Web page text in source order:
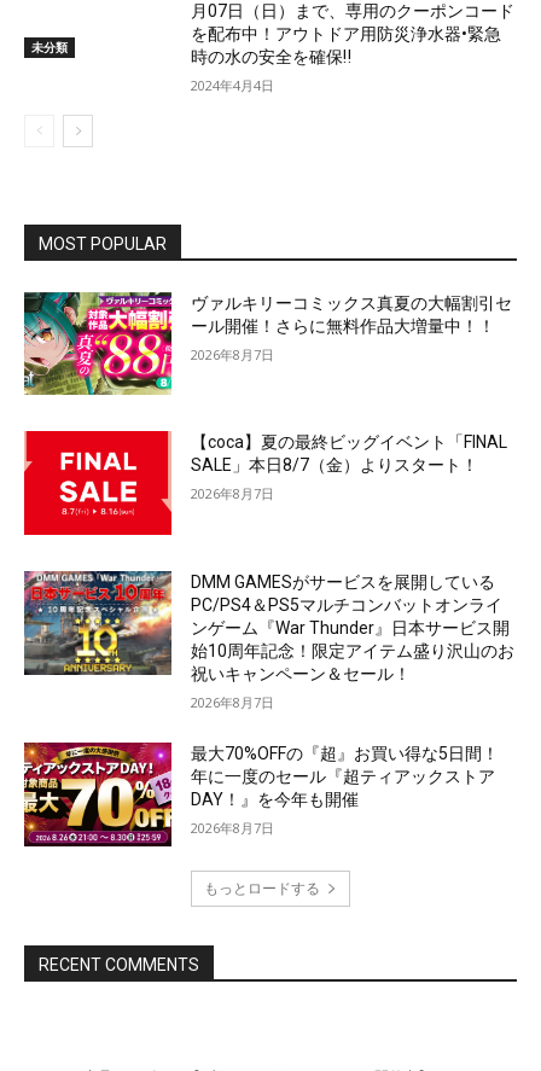
未分類
月07日（日）まで、専用のクーポンコード
を配布中！アウトドア用防災浄水器•緊急
時の水の安全を確保‼
2024年4月4日
MOST POPULAR
ヴァルキリーコミックス真夏の大幅割引セ
ール開催！さらに無料作品大増量中！！
2026年8月7日
【coca】夏の最終ビッグイベント「FINAL
SALE」本日8/7（金）よりスタート！
2026年8月7日
DMM GAMESがサービスを展開している
PC/PS4＆PS5マルチコンバットオンライ
ンゲーム『War Thunder』日本サービス開
始10周年記念！限定アイテム盛り沢山のお
祝いキャンペーン＆セール！
2026年8月7日
最大70%OFFの『超』お買い得な5日間！
年に一度のセール『超ティアックストア
DAY！』を今年も開催
2026年8月7日
もっとロードする
RECENT COMMENTS